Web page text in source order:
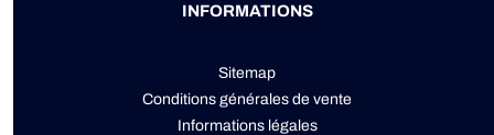
INFORMATIONS
Sitemap
Conditions générales de vente
Informations légales